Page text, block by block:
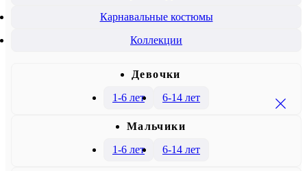
Карнавальные костюмы
Коллекции
Девочки
1-6 лет
6-14 лет
Mальчики
1-6 лет
6-14 лет